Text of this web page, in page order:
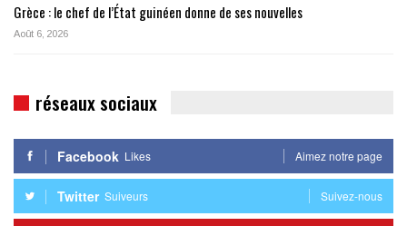
Grèce : le chef de l’État guinéen donne de ses nouvelles
Août 6, 2026
réseaux sociaux
Facebook Likes Aimez notre page
Twitter Suiveurs Suivez-nous